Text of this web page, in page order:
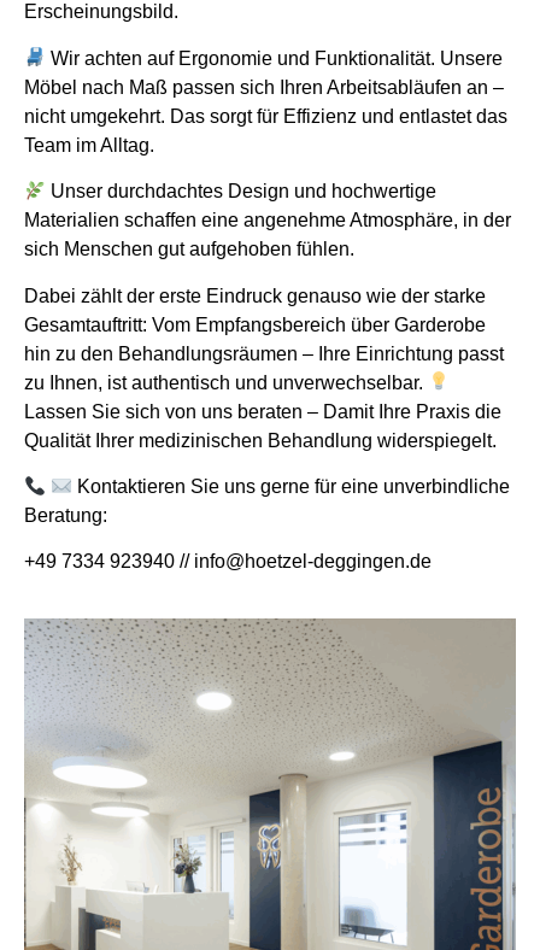
Erscheinungsbild.
Wir achten auf Ergonomie und Funktionalität. Unsere
Möbel nach Maß passen sich Ihren Arbeitsabläufen an –
nicht umgekehrt. Das sorgt für Effizienz und entlastet das
Team im Alltag.
Unser durchdachtes Design und hochwertige
Materialien schaffen eine angenehme Atmosphäre, in der
sich Menschen gut aufgehoben fühlen.
Dabei zählt der erste Eindruck genauso wie der starke
Gesamtauftritt: Vom Empfangsbereich über Garderobe
hin zu den Behandlungsräumen – Ihre Einrichtung passt
zu Ihnen, ist authentisch und unverwechselbar.
Lassen Sie sich von uns beraten – Damit Ihre Praxis die
Qualität Ihrer medizinischen Behandlung widerspiegelt.
Kontaktieren Sie uns gerne für eine unverbindliche
Beratung:
+49 7334 923940 // info@hoetzel-deggingen.de